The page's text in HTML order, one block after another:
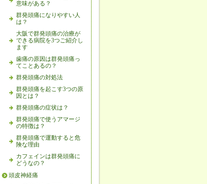
意味がある？
群発頭痛になりやすい人
は？
大阪で群発頭痛の治療が
できる病院を3つご紹介し
ます
歯痛の原因は群発頭痛っ
てことあるの？
群発頭痛の対処法
群発頭痛を起こす3つの原
因とは？
群発頭痛の症状は？
群発頭痛で使うアマージ
の特徴は？
群発頭痛で運動すると危
険な理由
カフェインは群発頭痛に
どうなの？
頭皮神経痛